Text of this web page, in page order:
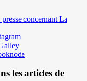
concernant La
les articles de